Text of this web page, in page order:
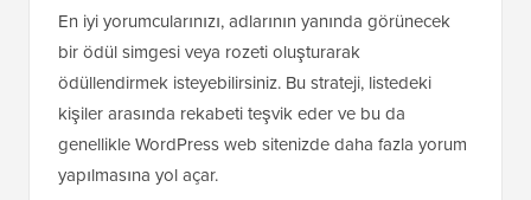
En iyi yorumcularınızı, adlarının yanında görünecek
bir ödül simgesi veya rozeti oluşturarak
ödüllendirmek isteyebilirsiniz. Bu strateji, listedeki
kişiler arasında rekabeti teşvik eder ve bu da
genellikle WordPress web sitenizde daha fazla yorum
yapılmasına yol açar.